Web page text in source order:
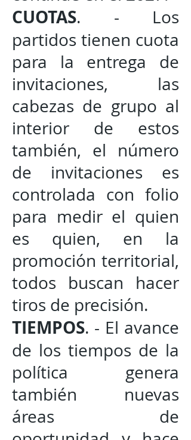
CUOTAS. - Los
partidos tienen cuota
para la entrega de
invitaciones, las
cabezas de grupo al
interior de estos
también, el número
de invitaciones es
controlada con folio
para medir el quien
es quien, en la
promoción territorial,
todos buscan hacer
tiros de precisión.
TIEMPOS. - El avance
de los tiempos de la
política genera
también nuevas
áreas de